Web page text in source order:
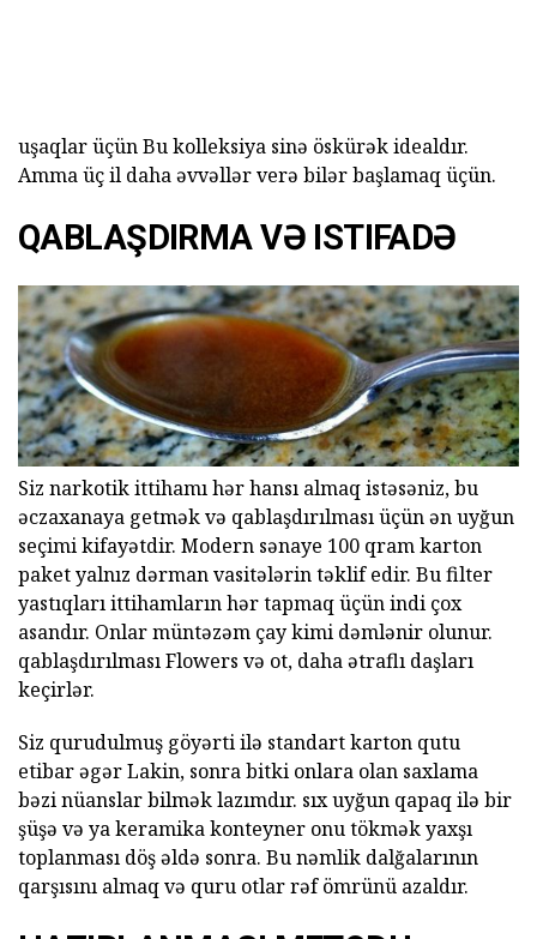
uşaqlar üçün Bu kolleksiya sinə öskürək idealdır.
Amma üç il daha əvvəllər verə bilər başlamaq üçün.
QABLAŞDIRMA VƏ ISTIFADƏ
Siz narkotik ittihamı hər hansı almaq istəsəniz, bu
əczaxanaya getmək və qablaşdırılması üçün ən uyğun
seçimi kifayətdir. Modern sənaye 100 qram karton
paket yalnız dərman vasitələrin təklif edir. Bu filter
yastıqları ittihamların hər tapmaq üçün indi çox
asandır. Onlar müntəzəm çay kimi dəmlənir olunur.
qablaşdırılması Flowers və ot, daha ətraflı daşları
keçirlər.
Siz qurudulmuş göyərti ilə standart karton qutu
etibar əgər Lakin, sonra bitki onlara olan saxlama
bəzi nüanslar bilmək lazımdır. sıx uyğun qapaq ilə bir
şüşə və ya keramika konteyner onu tökmək yaxşı
toplanması döş əldə sonra. Bu nəmlik dalğalarının
qarşısını almaq və quru otlar rəf ömrünü azaldır.